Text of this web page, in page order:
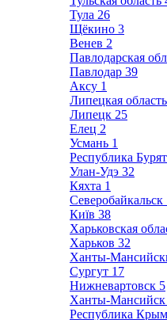
Тула 26
Щёкино 3
Венев 2
Павлодарская
Павлодар 39
Аксу 1
Липецкая область
Липецк 25
Елец 2
Усмань 1
Республика
Улан-Удэ 32
Кяхта 1
Северобайкальск
Київ 38
Харьковская
Харьков 32
Ханты-
Сургут 17
Нижневартовск 5
Ханты-Мансийск
Республика Крым